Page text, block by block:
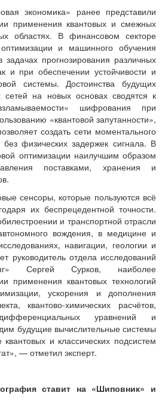
экономика» ранее представили
применения квантовых и смежных
областях. В финансовом секторе
и машинного обучения
прогнозирования различных
и при обеспечении устойчивости и
системы. Достоинства будущих
сетей на новых основах сводятся к
шифрования при
«квантовой запутанности»,
создать сети моментального
физических задержек сигнала. В
оптимизации наилучшим образом
поставками, хранения и
сенсоры, которые пользуются всё
их беспрецедентной точности.
и транспортной отрасли
вождения, в медицине и
навигации, геологии и
руководитель отдела исследований
Сергей Сурков, наиболее
применения квантовых технологий
ускорения и дополнения
квантово-химических расчётов,
уравнений и
будущие вычислительные системы
и классических подсистем
— отметил эксперт.
ставит на «Шиповник» и